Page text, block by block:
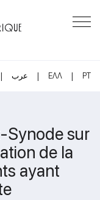
| عرب | ΕΛΛ | PT
Synode sur
de la
ayant